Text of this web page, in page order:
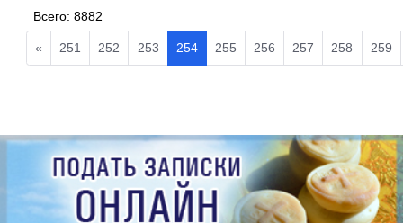
Всего:8882
« 251 252 253 254 255 256 257 258 259